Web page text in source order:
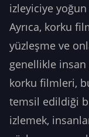
izleyiciye
Ayrıca, korku
yüzleşme ve
genellikle insan
korku filmleri,
temsil edildiği
izlemek,